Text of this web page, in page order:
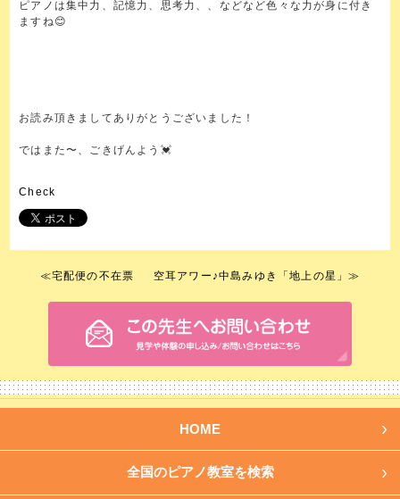
ピアノは集中力、記憶力、思考力、、などなど色々な力が身に付き
ますね😊
お読み頂きましてありがとうございました！
ではまた〜、ごきげんよう💓
Check
≪宅配便の不在票 空耳アワー♪中島みゆき「地上の星」≫
HOME
全国のピアノ教室を検索